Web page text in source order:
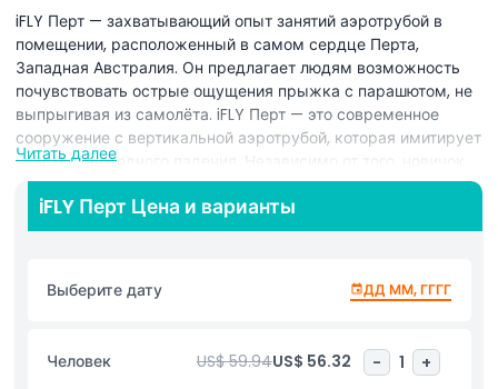
iFLY Перт — захватывающий опыт занятий аэротрубой в
помещении, расположенный в самом сердце Перта,
Западная Австралия. Он предлагает людям возможность
почувствовать острые ощущения прыжка с парашютом, не
выпрыгивая из самолёта. iFLY Перт — это современное
сооружение с вертикальной аэротрубой, которая имитирует
чувство свободного падения. Независимо от того, новичок
вы или опытный парашютист, iFLY Перт обеспечивает
безопасную и увлекательную обстановку, в которой каждый
может насладиться приключением аэротрубы. В iFLY Перт
контролируемом и комфортном пространстве. Комплекс
спроектирован так, чтобы люди ощущали свободное
воздух. iFLY Перт идеально подходит для тех, кто всегда
хотел попробовать парашютный спорт, но ещё не готов к
Читать далее
iFLY Перт Цена и варианты
Выберите дату ДД ММ, ГГГГ
Человек US$ 59.94US$ 56.32 - 1 +